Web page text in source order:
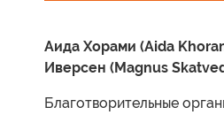
Аида Хорами (Aida
Иверсен (Magnus
Благотворительные